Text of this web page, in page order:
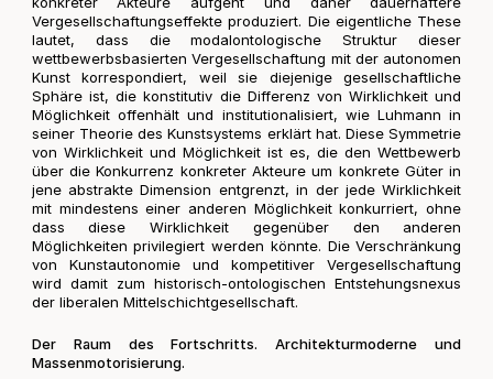
Vergesellschaftungseffekte produziert. Die eigentliche These
lautet, dass die modalontologische Struktur dieser
wettbewerbsbasierten Vergesellschaftung mit der autonomen
Kunst korrespondiert, weil sie diejenige gesellschaftliche
Sphäre ist, die konstitutiv die Differenz von Wirklichkeit und
Möglichkeit offenhält und institutionalisiert, wie Luhmann in
seiner Theorie des Kunstsystems erklärt hat. Diese Symmetrie
von Wirklichkeit und Möglichkeit ist es, die den Wettbewerb
über die Konkurrenz konkreter Akteure um konkrete Güter in
jene abstrakte Dimension entgrenzt, in der jede Wirklichkeit
mit mindestens einer anderen Möglichkeit konkurriert, ohne
dass diese Wirklichkeit gegenüber den anderen
Möglichkeiten privilegiert werden könnte. Die Verschränkung
von Kunstautonomie und kompetitiver Vergesellschaftung
wird damit zum historisch-ontologischen Entstehungsnexus
der liberalen Mittelschichtgesellschaft.
Der Raum des Fortschritts. Architekturmoderne und
Massenmotorisierung.